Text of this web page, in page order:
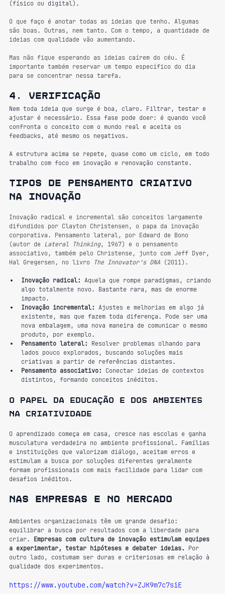
(físico ou digital).
O que faço é anotar todas as ideias que tenho. Algumas
são boas. Outras, nem tanto. Com o tempo, a quantidade de
ideias com qualidade vão aumentando.
Mas não fique esperando as ideias caírem do céu. É
importante também reservar um tempo específico do dia
para se concentrar nessa tarefa.
4. verificação
Nem toda ideia que surge é boa, claro. Filtrar, testar e
ajustar é necessário. Essa fase pode doer: é quando você
confronta o conceito com o mundo real e aceita os
feedbacks, até mesmo os negativos.
A estrutura acima se repete, quase como um ciclo, em todo
trabalho com foco em inovação e renovação constante.
Tipos de pensamento criativo
na inovação
Inovação radical e incremental são conceitos largamente
difundidos por Clayton Christensen, o papa da inovação
corporativa. Pensamento lateral, por Edward de Bono
(autor de Lateral Thinking, 1967) e o pensamento
associativo, também pelo Christense, junto com Jeff Dyer,
Hal Gregersen, no livro
The Innovator’s DNA (2011).
Inovação radical: Aquela que rompe paradigmas, criando
algo totalmente novo. Bastante rara, mas de enorme
impacto.
Inovação incremental: Ajustes e melhorias em algo já
existente, mas que fazem toda diferença. Pode ser uma
nova embalagem, uma nova maneira de comunicar o mesmo
produto, por exemplo.
Pensamento lateral:
Resolver problemas olhando para
lados pouco explorados, buscando soluções mais
criativas a partir de referências distantes.
Pensamento associativo:
Conectar ideias de contextos
distintos, formando conceitos inéditos.
O papel da educação e dos ambientes
na criatividade
O aprendizado começa em casa, cresce nas escolas e ganha
musculatura verdadeira no ambiente profissional. Famílias
e instituições que valorizam diálogo, aceitam erros e
estimulam a busca por soluções diferentes geralmente
formam profissionais com mais facilidade para lidar com
desafios inéditos.
Nas empresas e no mercado
Ambientes organizacionais têm um grande desafio:
equilibrar a busca por resultados com a liberdade para
criar. Empresas com cultura de inovação estimulam equipes
a experimentar, testar hipóteses e debater ideias.
Por
outro lado, costumam ser duras e criteriosas em relação à
qualidade dos experimentos.
https://www.youtube.com/watch?v=ZJK9m7c7siE